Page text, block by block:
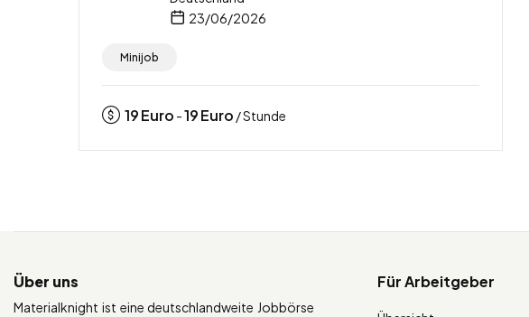
23/06/2026
Minijob
19Euro -19Euro / Stunde
Über uns
Materialknight ist eine deutschlandweite Jobbörse
Für Arbeitgeber